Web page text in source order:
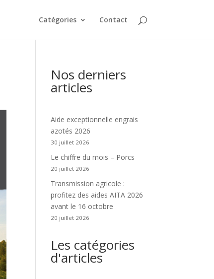
Catégories Contact
Nos derniers
articles
Aide exceptionnelle engrais
azotés 2026
30 juillet 2026
Le chiffre du mois – Porcs
20 juillet 2026
Transmission agricole :
profitez des aides AITA 2026
avant le 16 octobre
20 juillet 2026
Les catégories
d'articles